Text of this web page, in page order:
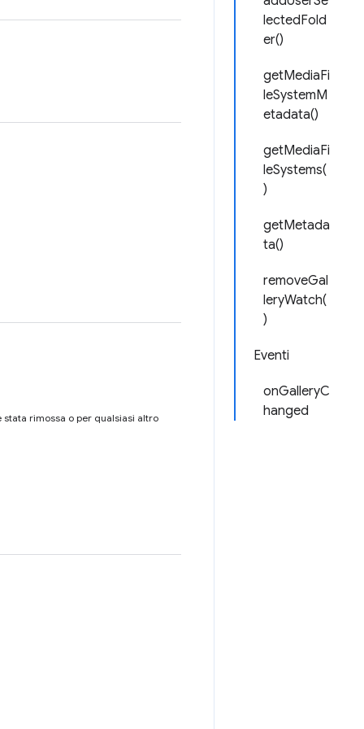
lectedFold
er()
getMediaFi
leSystemM
etadata()
getMediaFi
leSystems(
)
getMetada
ta()
removeGal
leryWatch(
)
Eventi
onGalleryC
hanged
rimossa o per qualsiasi altro